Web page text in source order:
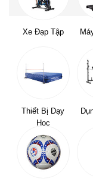
Xe Đạp Tập
Thiết Bị Dạy
Học